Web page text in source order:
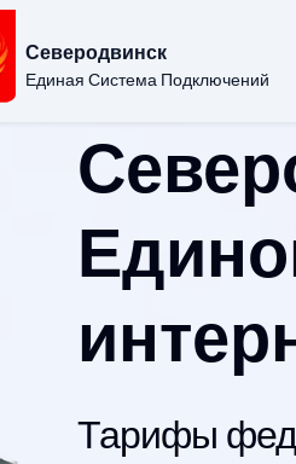
Северодвинск
Единая Система Подключений
Тарифы